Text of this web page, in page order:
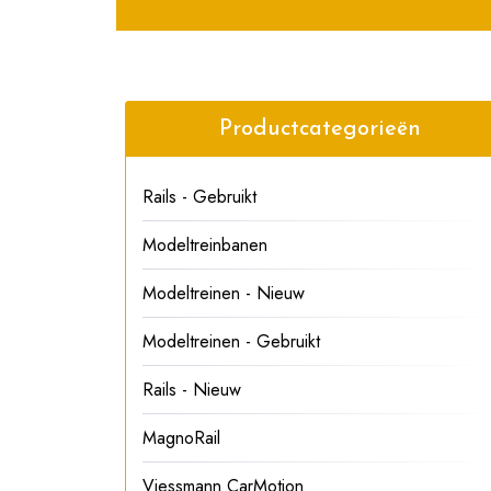
Productcategorieën
Rails - Gebruikt
Modeltreinbanen
Modeltreinen - Nieuw
Modeltreinen - Gebruikt
Rails - Nieuw
MagnoRail